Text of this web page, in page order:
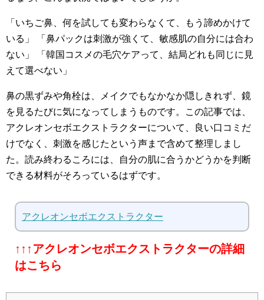
「いちご鼻、何を試しても変わらなくて、もう諦めかけて
いる」 「鼻パックは刺激が強くて、敏感肌の自分には合わ
ない」 「韓国コスメの毛穴ケアって、結局どれも同じに見
えて選べない」
鼻の黒ずみや角栓は、メイクでもなかなか隠しきれず、鏡
を見るたびに気になってしまうものです。この記事では、
アクレオンセボエクストラクターについて、良い口コミだ
けでなく、刺激を感じたという声まで含めて整理しまし
た。読み終わるころには、自分の肌に合うかどうかを判断
できる材料がそろっているはずです。
アクレオンセボエクストラクター
↑↑↑アクレオンセボエクストラクターの詳細
はこちら